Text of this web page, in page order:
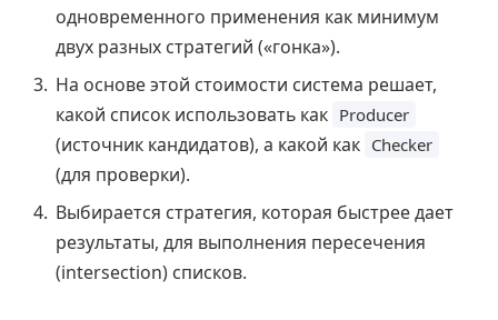
одновременного применения как минимум
двух разных стратегий («гонка»).
На основе этой стоимости система решает,
какой список использовать как Producer
(источник кандидатов), а какой как Checker
(для проверки).
Выбирается стратегия, которая быстрее дает
результаты, для выполнения пересечения
(intersection) списков.